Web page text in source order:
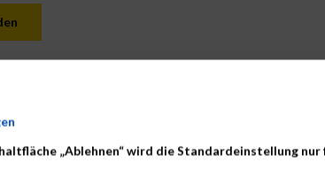
„Ablehnen“ wird die Standardeinstellung